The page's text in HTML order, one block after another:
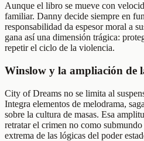
Aunque el libro se mueve con
familiar. Danny decide siempre en
responsabilidad da espesor moral a
gana así una dimensión trágica:
repetir el ciclo de la violencia.
Winslow y la ampliación de
City of Dreams no se limita al
Integra elementos de melodrama,
sobre la cultura de masas. Esa
retratar el crimen no como
extrema de las lógicas del poder